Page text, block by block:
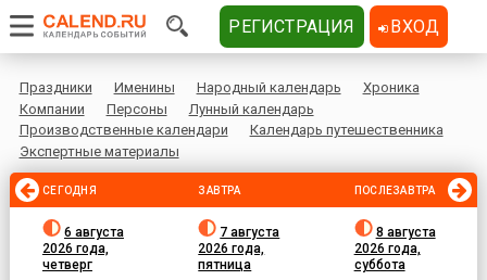
Праздники Именины Народный календарь
Хроника
Компании
Персоны
Лунный календарь
Производственные календари
Календарь путешественника
Экспертные материалы
СЕГОДНЯ
6 августа
2026 года,
четверг
ЗАВТРА
7 августа
2026 года,
пятница
ПОСЛЕЗАВТРА
8 августа
2026 года,
суббота
РЕГИСТРАЦИЯ ВХОД